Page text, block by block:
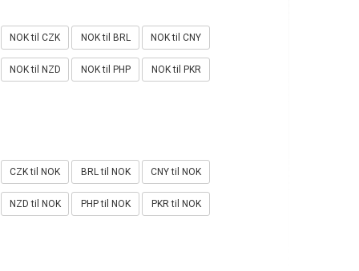
NOK til CZK NOK til BRL NOK til CNY
NOK til NZD NOK til PHP NOK til PKR
CZK til NOK BRL til NOK CNY til NOK
NZD til NOK PHP til NOK PKR til NOK